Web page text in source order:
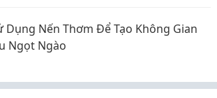
Dụng Nến Thơm Để Tạo Không Gian
Ngọt Ngào